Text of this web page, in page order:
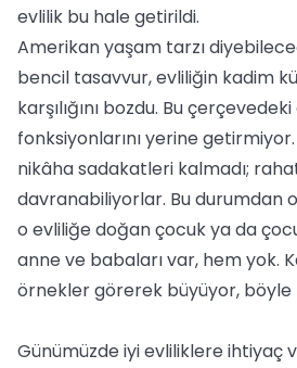
evlilik bu hale getirildi.
Amerikan yaşam tarzı
bencil tasavvur, evliliğin kadim
karşılığını bozdu. Bu
fonksiyonlarını yerine
nikâha sadakatleri kalmadı;
davranabiliyorlar. Bu durumdan
o evliliğe doğan çocuk ya da
anne ve babaları var, hem yok.
örnekler görerek büyüyor,
Günümüzde iyi evliliklere ihtiyaç